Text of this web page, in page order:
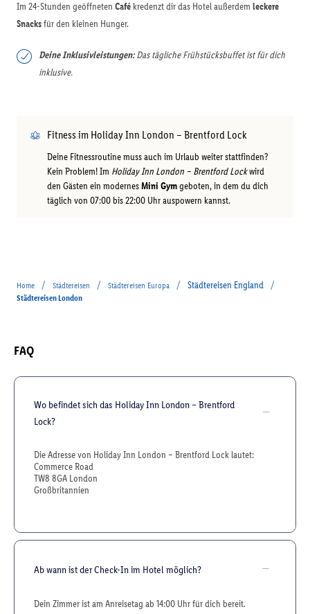
Im 24-Stunden geöffneten Café kredenzt dir das Hotel außerdem leckere
Snacksfür den kleinen Hunger.
Deine Inklusivleistungen:Das tägliche Frühstücksbuffet ist für dich
inklusive.
Fitness im Holiday Inn London – Brentford Lock
Deine Fitnessroutine muss auch im Urlaub weiter stattfinden?
Kein Problem! Im Holiday Inn London – Brentford Lockwird
den Gästen ein modernesMini Gymgeboten, in dem du dich
täglich von 07:00 bis 22:00 Uhr auspowern kannst.
Home / Städtereisen / Städtereisen Europa / Städtereisen England /
Städtereisen London
FAQ
Wo befindet sich das Holiday Inn London – Brentford
Lock?
Die Adresse von Holiday Inn London – Brentford Lock lautet:
Commerce Road
TW8 8GA London
Großbritannien
Ab wann ist der Check-In im Hotel möglich?
Dein Zimmer ist am Anreisetag ab 14:00 Uhr für dich bereit.